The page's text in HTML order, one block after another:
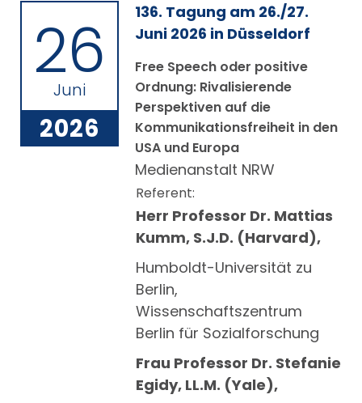
26
Juni
2026
136. Tagung am 26./27.
Juni 2026 in Düsseldorf
Free Speech oder positive
Ordnung: Rivalisierende
Perspektiven auf die
Kommunikationsfreiheit in den
USA und Europa
Medienanstalt NRW
Referent:
Herr Professor Dr. Mattias
Kumm, S.J.D. (Harvard),
Humboldt-Universität zu
Berlin,
Wissenschaftszentrum
Berlin für Sozialforschung
Frau Professor Dr. Stefanie
Egidy, LL.M. (Yale),